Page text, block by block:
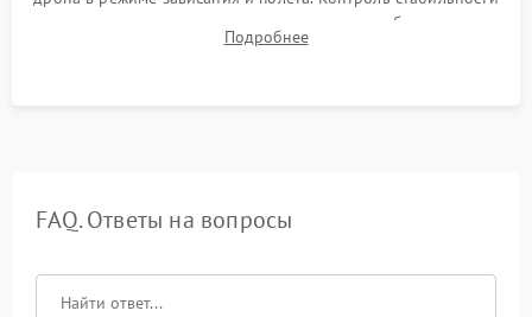
удержания точки, качества передачи видео, работы системы
возврата домой (RTH) и дальности радиосвязи.
Подробнее
FAQ. Ответы на вопросы